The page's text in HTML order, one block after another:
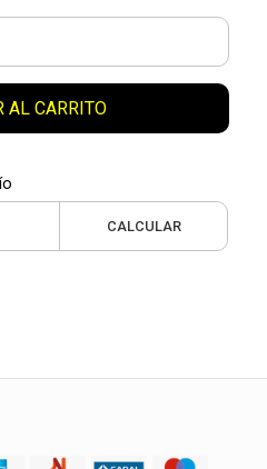
AL CARRITO
CALCULAR